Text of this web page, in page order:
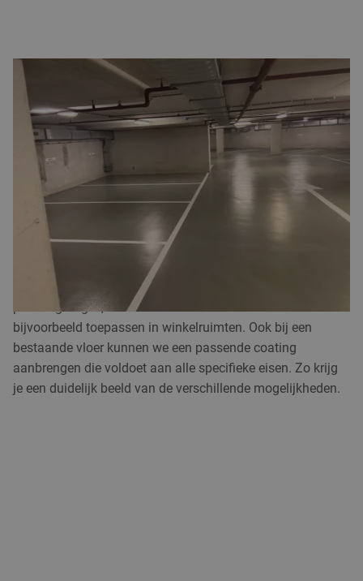
VLOEISTOFDICHTE GIETVLOER
In de parkeergarage brengen we een hoogwaardige,
vloeistofdichtecoatingvloer
aan. Deze afwerking voorkomt
dat schadelijke stoffen in de bodem terechtkomen en
maakt de vloer eenvoudig schoon te houden. Daarnaast
voldoe je met eenvloeistofdichte
vloer aan de geldende
wet- en regelgeving.
Wil je meer weten over eenepoxycoating
troffelvloer
of de geschikte toepassingen daarvan? We
vertellen je graag meer over onze oplossingen voor
parkeergarages, maar ook over de vloeren die we
bijvoorbeeld toepassen in winkelruimten. Ook bij een
bestaande vloer kunnen we een passende coating
aanbrengen die voldoet aan alle specifieke eisen. Zo krijg
je een duidelijk beeld van de verschillende mogelijkheden.